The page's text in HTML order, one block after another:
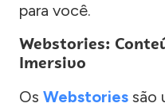
para você.
Webstories:
Imersivo
Os Webstories são